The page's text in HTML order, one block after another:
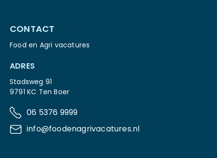
CONTACT
Food en Agri vacatures
ADRES
Stadsweg 91
9791 KC Ten Boer
06 5376 9999
info@foodenagrivacatures.nl